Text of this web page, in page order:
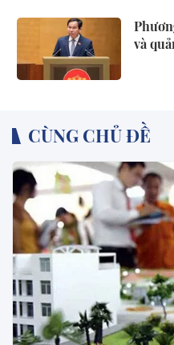
và
CÙNG CHỦ ĐỀ